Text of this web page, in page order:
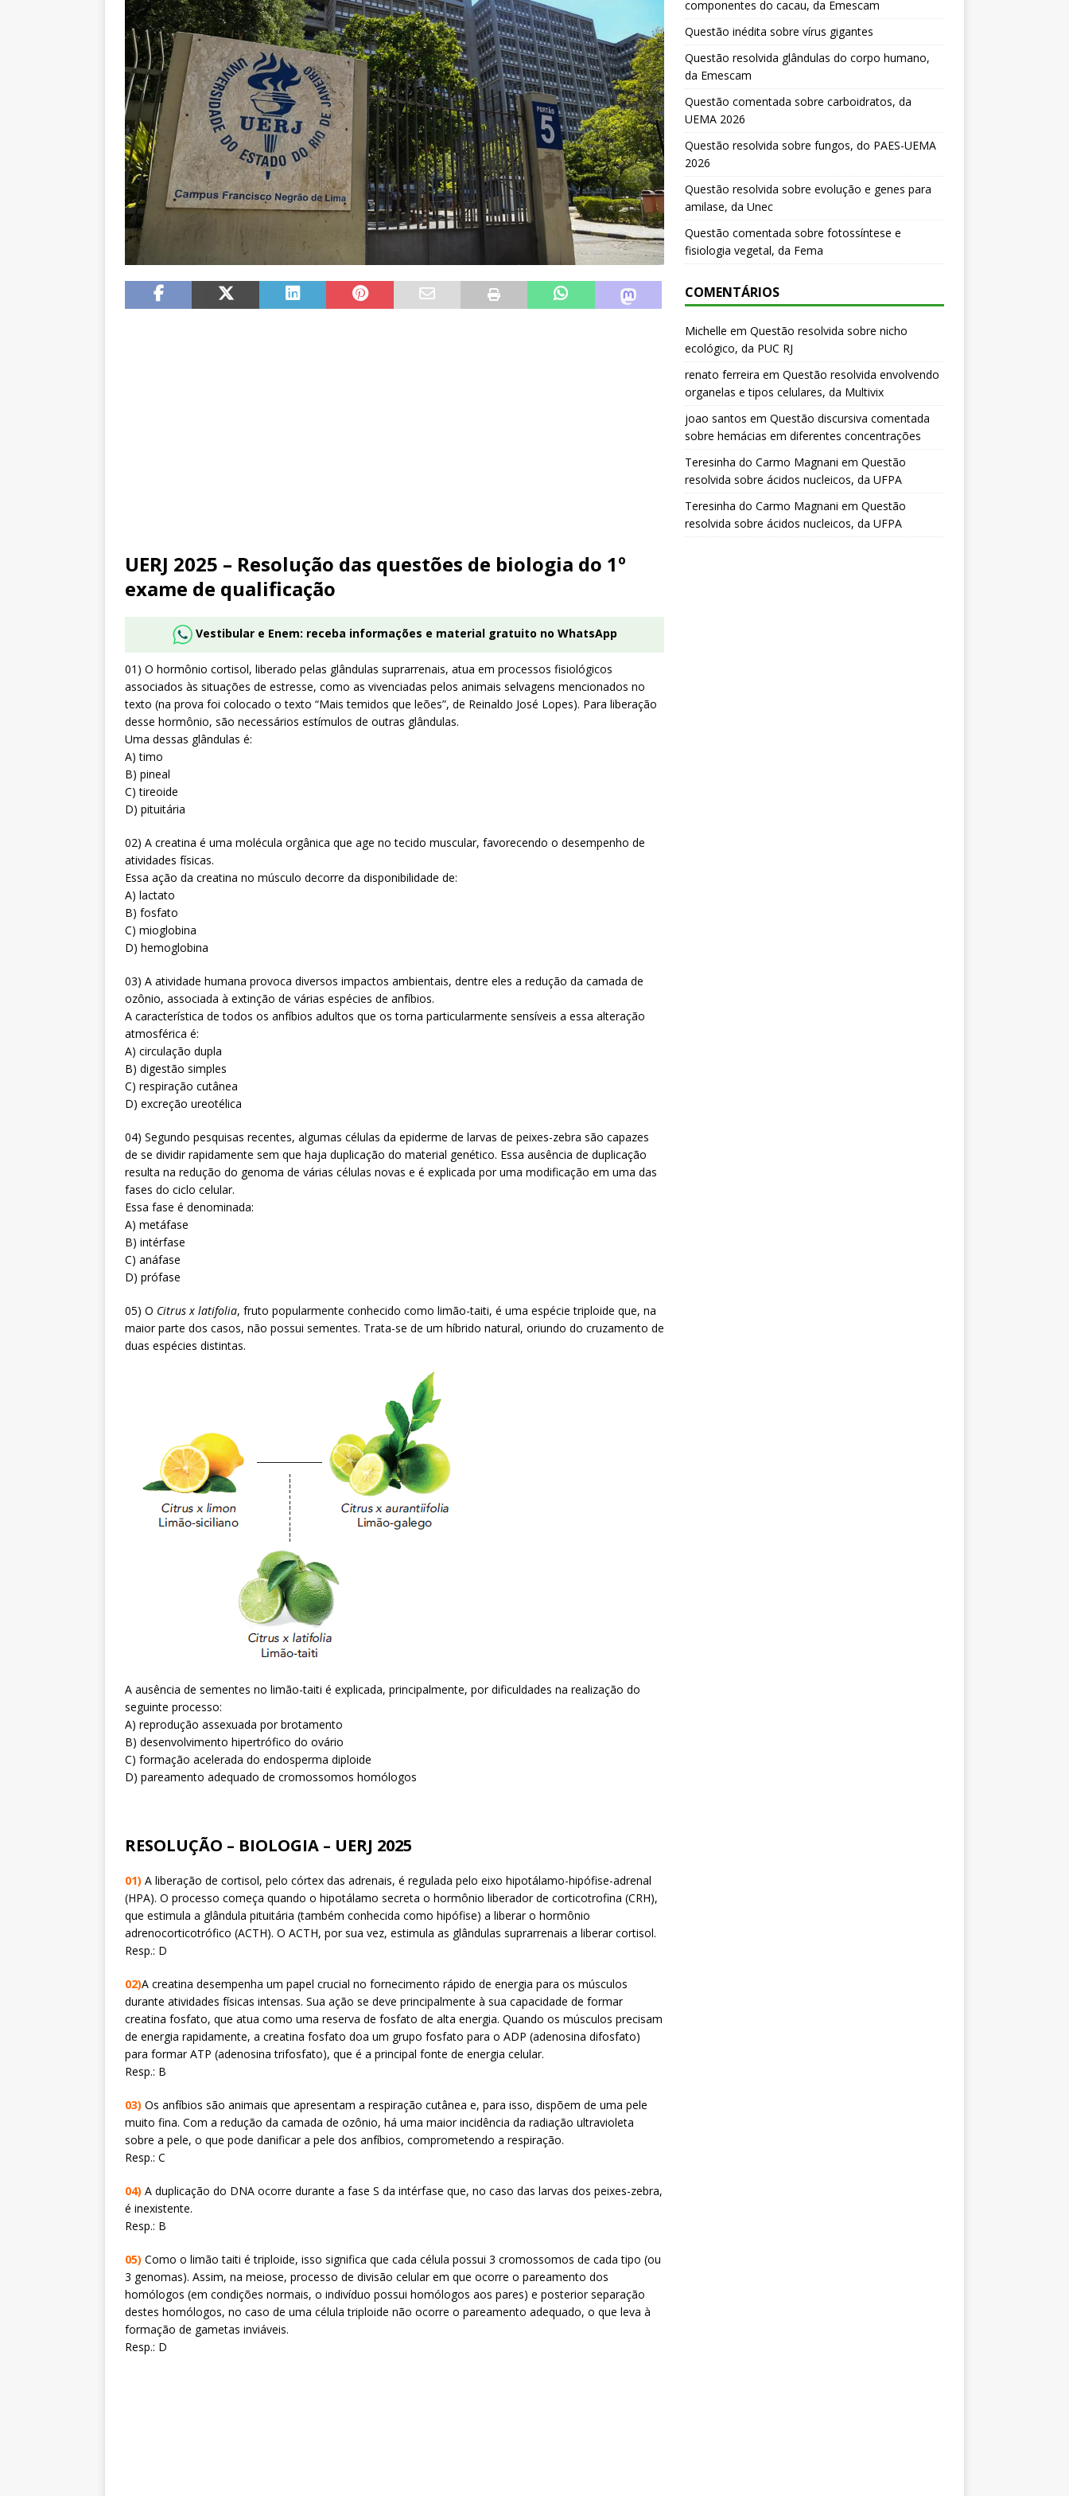
UERJ 2025 – Resolução das questões de biologia do 1º
exame de qualificação
Vestibular e Enem: receba informações e material gratuito no WhatsApp
01) O hormônio cortisol, liberado pelas glândulas suprarrenais, atua em processos fisiológicos
associados às situações de estresse, como as vivenciadas pelos animais selvagens mencionados no
texto (na prova foi colocado o texto “Mais temidos que leões”, de Reinaldo José Lopes). Para liberação
desse hormônio, são necessários estímulos de outras glândulas.
Uma dessas glândulas é:
A) timo
B) pineal
C) tireoide
D) pituitária
02) A creatina é uma molécula orgânica que age no tecido muscular, favorecendo o desempenho de
atividades físicas.
Essa ação da creatina no músculo decorre da disponibilidade de:
A) lactato
B) fosfato
C) mioglobina
D) hemoglobina
03) A atividade humana provoca diversos impactos ambientais, dentre eles a redução da camada de
ozônio, associada à extinção de várias espécies de anfíbios.
A característica de todos os anfíbios adultos que os torna particularmente sensíveis a essa alteração
atmosférica é:
A) circulação dupla
B) digestão simples
C) respiração cutânea
D) excreção ureotélica
04) Segundo pesquisas recentes, algumas células da epiderme de larvas de peixes-zebra são capazes
de se dividir rapidamente sem que haja duplicação do material genético. Essa ausência de duplicação
resulta na redução do genoma de várias células novas e é explicada por uma modificação em uma das
fases do ciclo celular.
Essa fase é denominada:
A) metáfase
B) intérfase
C) anáfase
D) prófase
05) O Citrus x latifolia, fruto popularmente conhecido como limão-taiti, é uma espécie triploide que, na
maior parte dos casos, não possui sementes. Trata-se de um híbrido natural, oriundo do cruzamento de
duas espécies distintas.
A ausência de sementes no limão-taiti é explicada, principalmente, por dificuldades na realização do
seguinte processo:
A) reprodução assexuada por brotamento
B) desenvolvimento hipertrófico do ovário
C) formação acelerada do endosperma diploide
D) pareamento adequado de cromossomos homólogos
RESOLUÇÃO – BIOLOGIA – UERJ 2025
01) A liberação de cortisol, pelo córtex das adrenais, é regulada pelo eixo hipotálamo-hipófise-adrenal
(HPA). O processo começa quando o hipotálamo secreta o hormônio liberador de corticotrofina (CRH),
que estimula a glândula pituitária (também conhecida como hipófise) a liberar o hormônio
adrenocorticotrófico (ACTH). O ACTH, por sua vez, estimula as glândulas suprarrenais a liberar cortisol.
Resp.: D
02)A creatina desempenha um papel crucial no fornecimento rápido de energia para os músculos
durante atividades físicas intensas. Sua ação se deve principalmente à sua capacidade de formar
creatina fosfato, que atua como uma reserva de fosfato de alta energia. Quando os músculos precisam
de energia rapidamente, a creatina fosfato doa um grupo fosfato para o ADP (adenosina difosfato)
para formar ATP (adenosina trifosfato), que é a principal fonte de energia celular.
Resp.: B
03) Os anfíbios são animais que apresentam a respiração cutânea e, para isso, dispõem de uma pele
muito fina. Com a redução da camada de ozônio, há uma maior incidência da radiação ultravioleta
sobre a pele, o que pode danificar a pele dos anfíbios, comprometendo a respiração.
Resp.: C
04) A duplicação do DNA ocorre durante a fase S da intérfase que, no caso das larvas dos peixes-zebra,
é inexistente.
Resp.: B
05) Como o limão taiti é triploide, isso significa que cada célula possui 3 cromossomos de cada tipo (ou
3 genomas). Assim, na meiose, processo de divisão celular em que ocorre o pareamento dos
homólogos (em condições normais, o indivíduo possui homólogos aos pares) e posterior separação
destes homólogos, no caso de uma célula triploide não ocorre o pareamento adequado, o que leva à
formação de gametas inviáveis.
Resp.: D
componentes do cacau, da Emescam
Questão inédita sobre vírus gigantes
Questão resolvida glândulas do corpo humano,
da Emescam
Questão comentada sobre carboidratos, da
UEMA 2026
Questão resolvida sobre fungos, do PAES-UEMA
2026
Questão resolvida sobre evolução e genes para
amilase, da Unec
Questão comentada sobre fotossíntese e
fisiologia vegetal, da Fema
COMENTÁRIOS
Michelle em Questão resolvida sobre nicho
ecológico, da PUC RJ
renato ferreira em Questão resolvida envolvendo
organelas e tipos celulares, da Multivix
joao santos em Questão discursiva comentada
sobre hemácias em diferentes concentrações
Teresinha do Carmo Magnani em Questão
resolvida sobre ácidos nucleicos, da UFPA
Teresinha do Carmo Magnani em Questão
resolvida sobre ácidos nucleicos, da UFPA